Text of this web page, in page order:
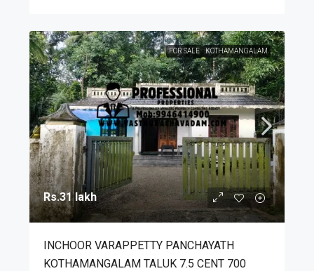
FOR SALE KOTHAMANGALAM
Rs.31 lakh
INCHOOR VARAPPETTY PANCHAYATH
KOTHAMANGALAM TALUK 7.5 CENT 700